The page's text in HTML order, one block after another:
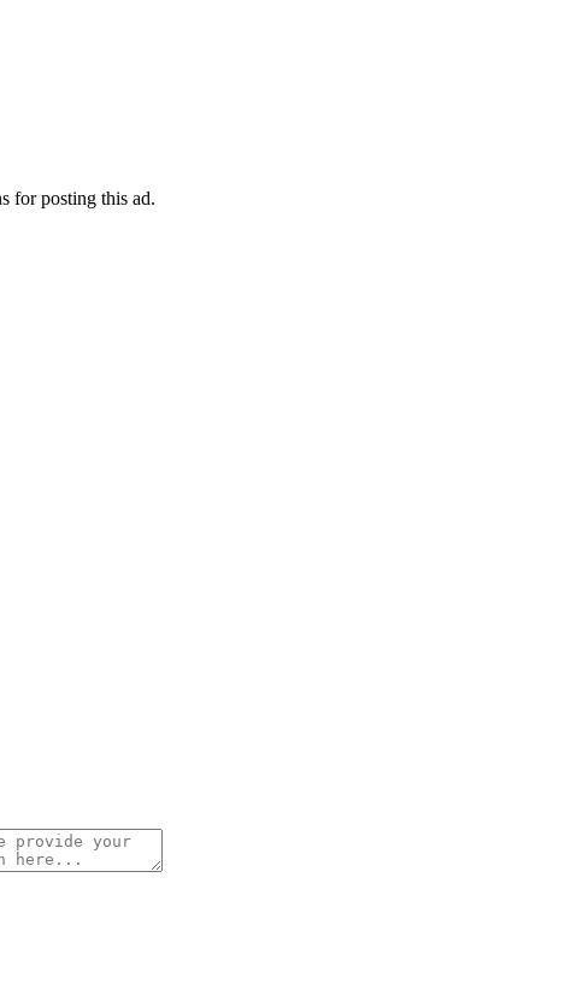
for posting this ad.